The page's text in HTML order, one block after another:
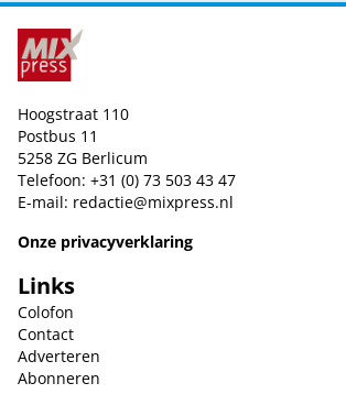
Hoogstraat 110
Postbus 11
5258 ZG Berlicum
Telefoon: +31 (0) 73 503 43 47
E-mail: redactie@mixpress.nl
Onze privacyverklaring
Links
Colofon
Contact
Adverteren
Abonneren